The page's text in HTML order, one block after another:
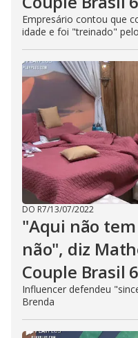
Empresário contou que
idade e foi "treinado"
DO R7/13/07/2022
"Aqui não
não", diz
Couple Brasil 6
Influencer defendeu
Brenda